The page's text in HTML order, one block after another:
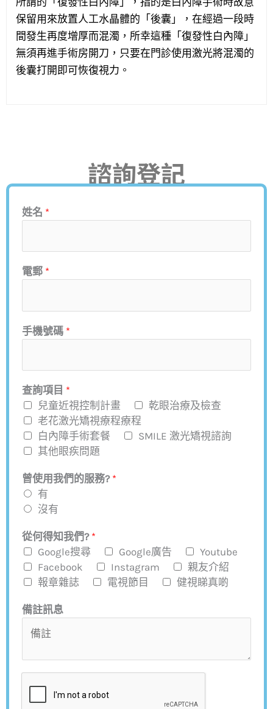
保留用來放置人工水晶體的「後囊」，在經過一段時
間發生再度增厚而混濁，所幸這種「復發性白內障」
無須再進手術房開刀，只要在門診使用激光將混濁的
後囊打開即可恢復視力。
諮詢登記
姓名 *
電郵 *
手機號碼 *
查詢項目 *
兒童近視控制計畫
乾眼治療及檢查
老花激光矯視療程療程
白內障手術套餐
SMILE 激光矯視諮詢
其他眼疾問題
曾使用我們的服務? *
有
沒有
從何得知我們? *
Google搜尋
Google廣告
Youtube
Facebook
Instagram
親友介紹
報章雜誌
電視節目 健視睇真啲
備註訊息